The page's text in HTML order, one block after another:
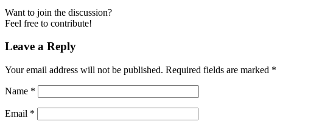
Want to join the discussion?
Feel free to contribute!
Leave a Reply
Your email address will not be published. Required fields are marked *
Name *
Email *